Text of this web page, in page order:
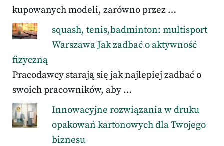
kupowanych modeli, zarówno przez …
squash, tenis,badminton: multisport
Warszawa Jak zadbać o aktywność
fizyczną
Pracodawcy starają się jak najlepiej zadbać o
swoich pracowników, aby …
Innowacyjne rozwiązania w druku
opakowań kartonowych dla Twojego
biznesu